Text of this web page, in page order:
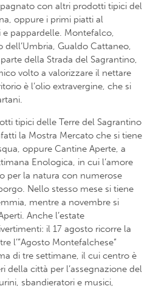
con altri prodotti tipici del
oppure i primi piatti al
pappardelle. Montefalco,
dell’Umbria, Gualdo Cattaneo,
della Strada del Sagrantino,
volto a valorizzare il nettare
è l’olio extravergine, che si
tipici delle Terre del Sagrantino
la Mostra Mercato che si tiene
oppure Cantine Aperte, a
Enologica, in cui l’amore
per la natura con numerose
Nello stesso mese si tiene
mentre a novembre si
Anche l’estate
il 17 agosto ricorre la
l’”Agosto Montefalchese”
di tre settimane, il cui centro è
della città per l’assegnazione del
sbandieratori e musici,